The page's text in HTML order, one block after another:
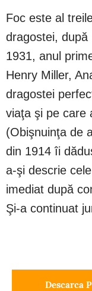
Foc este al
dragostei, după
1931, anul
Henry Miller,
dragostei
viaţa şi pe care
(Obişnuinţa de
din 1914 îi
a-şi descrie
imediat după
Şi-a continuat
Descarca